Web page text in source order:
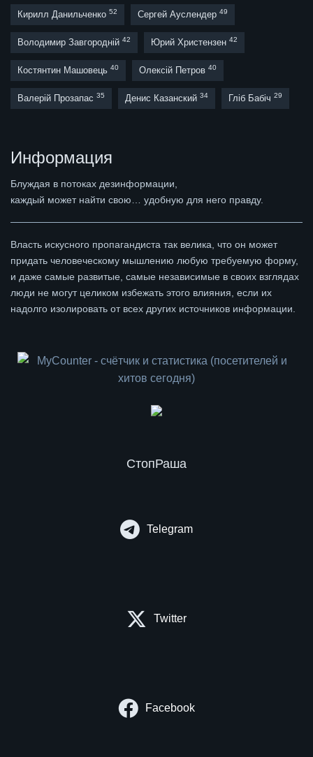
Кирилл Данильченко 52 Сергей Ауслендер 49
Володимир Завгородній 42 Юрий Христензен 42
Костянтин Машовець 40 Олексій Петров 40
Валерій Прозапас 35 Денис Казанский 34 Гліб Бабіч 29
Информация
Блуждая в потоках дезинформации,
каждый может найти свою… удобную для него правду.
Власть искусного пропагандиста так велика, что он может
придать человеческому мышлению любую требуемую форму,
и даже самые развитые, самые независимые в своих взглядах
люди не могут целиком избежать этого влияния, если их
надолго изолировать от всех других источников информации.
СтопРаша
Telegram
Twitter
Facebook